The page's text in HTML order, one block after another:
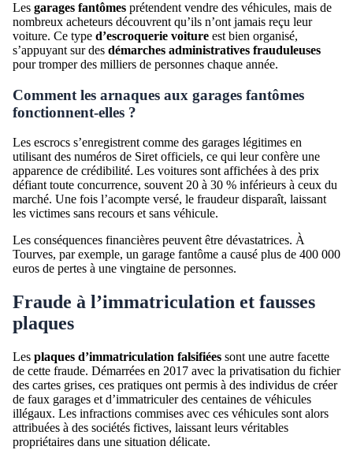
Les garages fantômes prétendent vendre des véhicules, mais de
nombreux acheteurs découvrent qu’ils n’ont jamais reçu leur
voiture. Ce type d’escroquerie voiture est bien organisé,
s’appuyant sur des démarches administratives frauduleuses
pour tromper des milliers de personnes chaque année.
Comment les arnaques aux garages fantômes
fonctionnent-elles ?
Les escrocs s’enregistrent comme des garages légitimes en
utilisant des numéros de Siret officiels, ce qui leur confère une
apparence de crédibilité. Les voitures sont affichées à des prix
défiant toute concurrence, souvent 20 à 30 % inférieurs à ceux du
marché. Une fois l’acompte versé, le fraudeur disparaît, laissant
les victimes sans recours et sans véhicule.
Les conséquences financières peuvent être dévastatrices. À
Tourves, par exemple, un garage fantôme a causé plus de 400 000
euros de pertes à une vingtaine de personnes.
Fraude à l’immatriculation et fausses
plaques
Les plaques d’immatriculation falsifiées sont une autre facette
de cette fraude. Démarrées en 2017 avec la privatisation du fichier
des cartes grises, ces pratiques ont permis à des individus de créer
de faux garages et d’immatriculer des centaines de véhicules
illégaux. Les infractions commises avec ces véhicules sont alors
attribuées à des sociétés fictives, laissant leurs véritables
propriétaires dans une situation délicate.